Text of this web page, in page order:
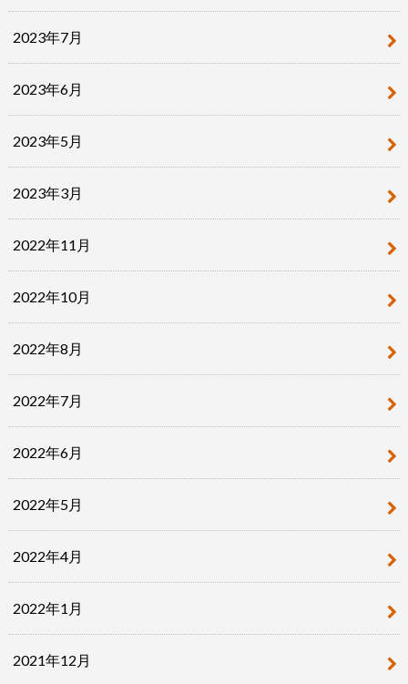
2023年7月
2023年6月
2023年5月
2023年3月
2022年11月
2022年10月
2022年8月
2022年7月
2022年6月
2022年5月
2022年4月
2022年1月
2021年12月